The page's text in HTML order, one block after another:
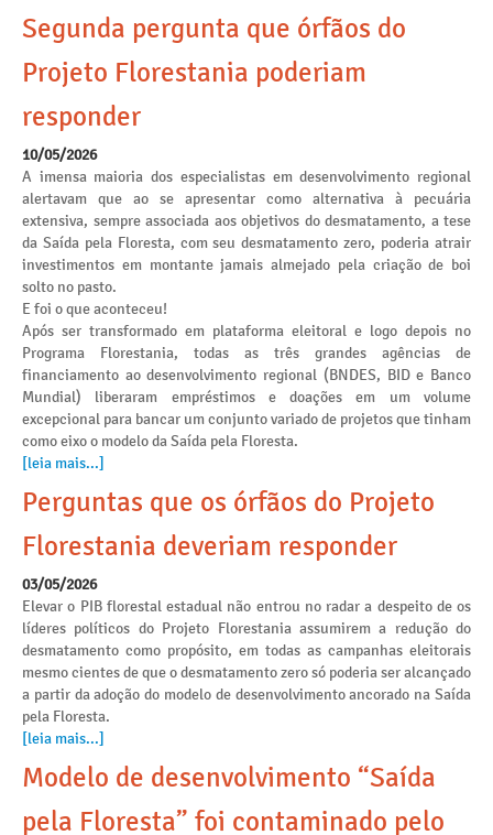
Segunda pergunta que órfãos do
Projeto Florestania poderiam
responder
10/05/2026
A imensa maioria dos especialistas em desenvolvimento regional
alertavam que ao se apresentar como alternativa à pecuária
extensiva, sempre associada aos objetivos do desmatamento, a tese
da Saída pela Floresta, com seu desmatamento zero, poderia atrair
investimentos em montante jamais almejado pela criação de boi
solto no pasto.
E foi o que aconteceu!
Após ser transformado em plataforma eleitoral e logo depois no
Programa Florestania, todas as três grandes agências de
financiamento ao desenvolvimento regional (BNDES, BID e Banco
Mundial) liberaram empréstimos e doações em um volume
excepcional para bancar um conjunto variado de projetos que tinham
como eixo o modelo da Saída pela Floresta.
[leia mais...]
Perguntas que os órfãos do Projeto
Florestania deveriam responder
03/05/2026
Elevar o PIB florestal estadual não entrou no radar a despeito de os
líderes políticos do Projeto Florestania assumirem a redução do
desmatamento como propósito, em todas as campanhas eleitorais
mesmo cientes de que o desmatamento zero só poderia ser alcançado
a partir da adoção do modelo de desenvolvimento ancorado na Saída
pela Floresta.
[leia mais...]
Modelo de desenvolvimento “Saída
pela Floresta” foi contaminado pelo